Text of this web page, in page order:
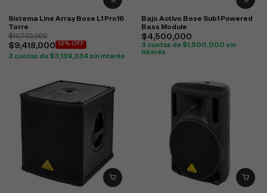
Sistema Line Array Bose L1 Pro16
Torre
$10,702,000
$9,418,000 12% OFF
3 cuotas de $3,139,334 sin interés
Bajo Activo Bose Sub1 Powered
Bass Module
$4,500,000
3 cuotas de $1,500,000 sin
interés